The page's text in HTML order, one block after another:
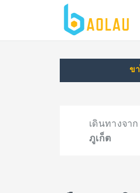
ข
เดินทางจาก
ภูเก็ต